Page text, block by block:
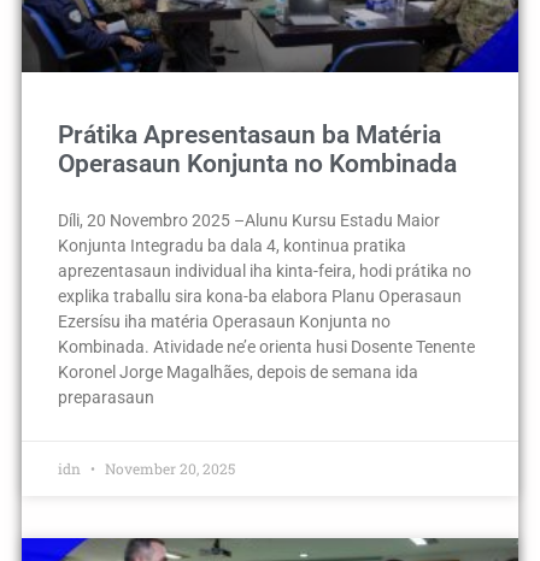
Prátika Apresentasaun ba Matéria
Operasaun Konjunta no Kombinada
Díli, 20 Novembro 2025 –Alunu Kursu Estadu Maior
Konjunta Integradu ba dala 4, kontinua pratika
aprezentasaun individual iha kinta-feira, hodi prátika no
explika traballu sira kona-ba elabora Planu Operasaun
Ezersísu iha matéria Operasaun Konjunta no
Kombinada. Atividade ne’e orienta husi Dosente Tenente
Koronel Jorge Magalhães, depois de semana ida
preparasaun
idn November 20, 2025